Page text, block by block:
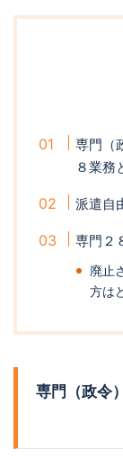
専門（
８業務
派遣自
専門２
廃止
方は
専門（政令